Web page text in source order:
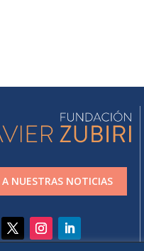
A NUESTRAS NOTICIAS